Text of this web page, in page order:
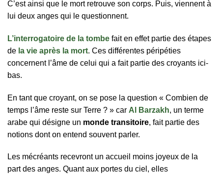
C’est ainsi que le mort retrouve son corps. Puis, viennent à
lui deux anges qui le questionnent.
L’interrogatoire de la tombe fait en effet partie des étapes
de la vie après la mort. Ces différentes péripéties
concernent l’âme de celui qui a fait partie des croyants ici-
bas.
En tant que croyant, on se pose la question « Combien de
temps l’âme reste sur Terre ? » car Al Barzakh, un terme
arabe qui désigne un monde transitoire, fait partie des
notions dont on entend souvent parler.
Les mécréants recevront un accueil moins joyeux de la
part des anges. Quant aux portes du ciel, elles